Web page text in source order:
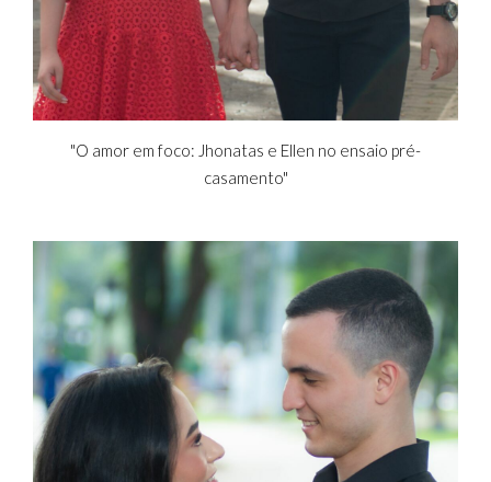
"O amor em foco: Jhonatas e Ellen no ensaio pré-
casamento"